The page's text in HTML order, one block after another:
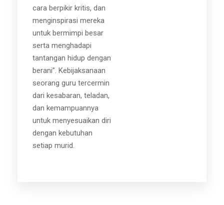
cara berpikir kritis, dan
menginspirasi mereka
untuk bermimpi besar
serta menghadapi
tantangan hidup dengan
berani”. Kebijaksanaan
seorang guru tercermin
dari kesabaran, teladan,
dan kemampuannya
untuk menyesuaikan diri
dengan kebutuhan
setiap murid.